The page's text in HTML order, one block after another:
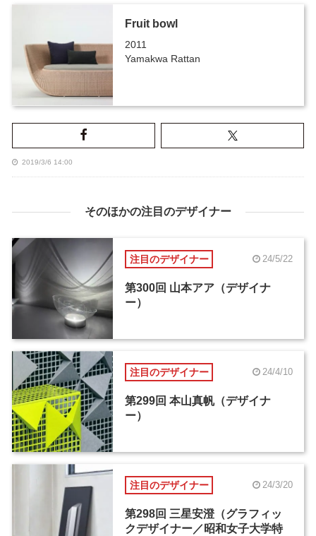
Fruit bowl
2011
Yamakwa Rattan
2019/3/6 14:00
そのほかの注目のデザイナー
注目のデザイナー 24/5/22
第300回 山本アア（デザイナ
ー）
注目のデザイナー 24/4/10
第299回 本山真帆（デザイナ
ー）
注目のデザイナー 24/3/20
第298回 三星安澄（グラフィッ
クデザイナー／昭和女子大学特